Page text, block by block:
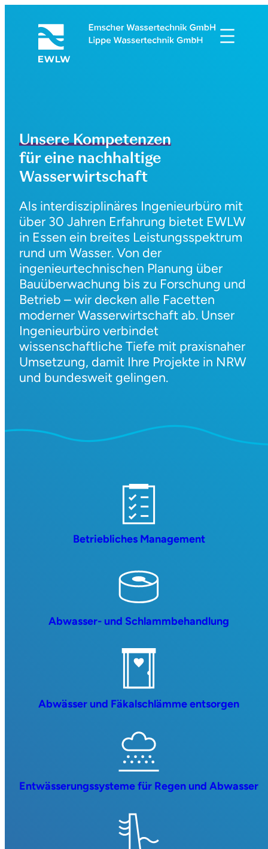
Unsere Kompetenzen
für eine nachhaltige
Wasserwirtschaft
Als interdisziplinäres Ingenieurbüro mit
über 30 Jahren Erfahrung bietet EWLW
in Essen ein breites Leistungsspektrum
rund um Wasser. Von der
ingenieurtechnischen Planung über
Bauüberwachung bis zu Forschung und
Betrieb – wir decken alle Facetten
moderner Wasserwirtschaft ab. Unser
Ingenieurbüro verbindet
wissenschaftliche Tiefe mit praxisnaher
Umsetzung, damit Ihre Projekte in NRW
und bundesweit gelingen.
Betriebliches Management
Abwasser- und Schlammbehandlung
Abwässer und Fäkalschlämme entsorgen
Entwässerungssysteme für Regen und Abwasser